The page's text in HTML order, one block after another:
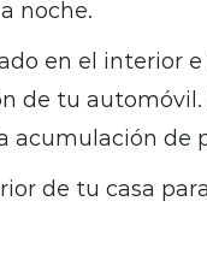
noche.
en el interior
de tu
acumulación de
de tu casa